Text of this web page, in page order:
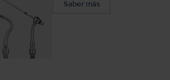
Saber más